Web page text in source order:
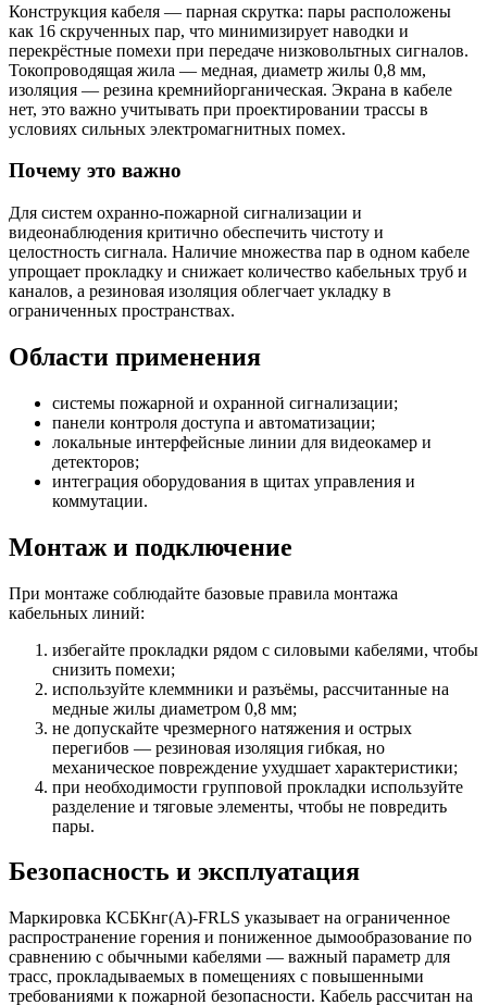
Конструкция кабеля — парная скрутка: пары расположены
как 16 скрученных пар, что минимизирует наводки и
перекрёстные помехи при передаче низковольтных сигналов.
Токопроводящая жила — медная, диаметр жилы 0,8 мм,
изоляция — резина кремнийорганическая. Экрана в кабеле
нет, это важно учитывать при проектировании трассы в
условиях сильных электромагнитных помех.
Почему это важно
Для систем охранно-пожарной сигнализации и
видеонаблюдения критично обеспечить чистоту и
целостность сигнала. Наличие множества пар в одном кабеле
упрощает прокладку и снижает количество кабельных труб и
каналов, а резиновая изоляция облегчает укладку в
ограниченных пространствах.
Области применения
системы пожарной и охранной сигнализации;
панели контроля доступа и автоматизации;
локальные интерфейсные линии для видеокамер и
детекторов;
интеграция оборудования в щитах управления и
коммутации.
Монтаж и подключение
При монтаже соблюдайте базовые правила монтажа
кабельных линий:
избегайте прокладки рядом с силовыми кабелями, чтобы
снизить помехи;
используйте клеммники и разъёмы, рассчитанные на
медные жилы диаметром 0,8 мм;
не допускайте чрезмерного натяжения и острых
перегибов — резиновая изоляция гибкая, но
механическое повреждение ухудшает характеристики;
при необходимости групповой прокладки используйте
разделение и тяговые элементы, чтобы не повредить
пары.
Безопасность и эксплуатация
Маркировка КСБКнг(A)-FRLS указывает на ограниченное
распространение горения и пониженное дымообразование по
сравнению с обычными кабелями — важный параметр для
трасс, прокладываемых в помещениях с повышенными
требованиями к пожарной безопасности. Кабель рассчитан на